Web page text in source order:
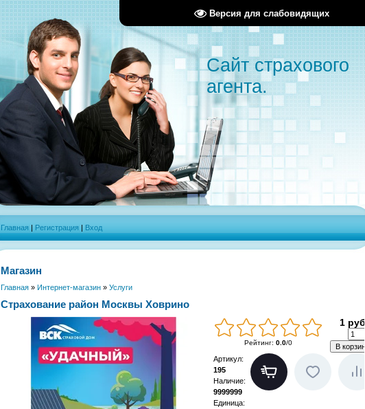
Версия для слабовидящих
Сайт страхового
агента.
Главная | Регистрация | Вход
Магазин
Главная » Интернет-магазин » Услуги
Страхование район Москвы Ховрино
Рейтинг: 0.0/0
1 руб.
Артикул:
195
Наличие:
9999999
Единица: